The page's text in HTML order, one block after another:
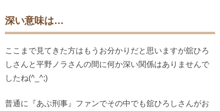
深い意味は…
ここまで見てきた方はもうお分かりだと思いますが舘ひろ
しさんと平野ノラさんの間に何か深い関係はありませんで
したね(^_^;)
普通に『あぶ刑事』ファンでその中でも舘ひろしさんがお